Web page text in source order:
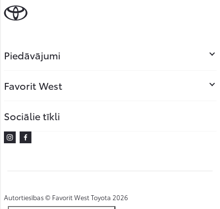
Piedāvājumi
Favorit West
Sociālie tīkli
Instagram
Facebook
Autortiesības © Favorit West Toyota 2026